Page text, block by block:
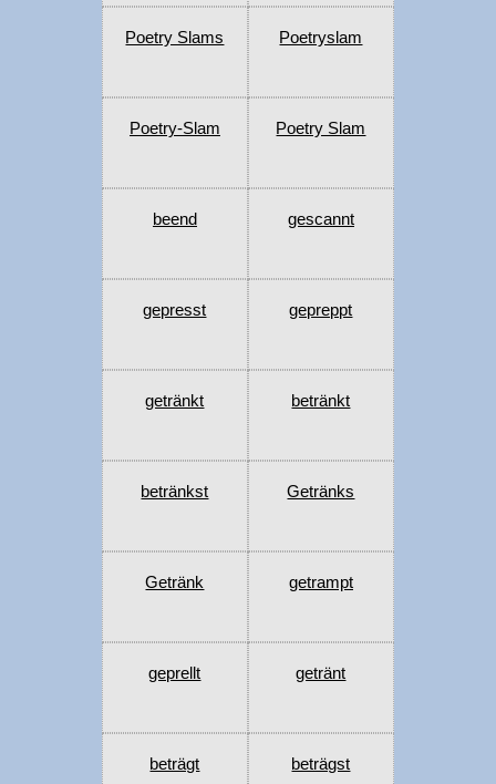
Poetry Slams Poetryslam
Poetry-Slam Poetry Slam
beend gescannt
gepresst gepreppt
getränkt betränkt
betränkst Getränks
Getränk getrampt
geprellt getränt
beträgt beträgst